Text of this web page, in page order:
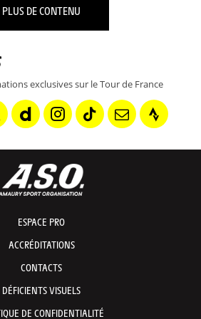
PLUS DE CONTENU
exclusives sur le Tour de France
ESPACE PRO
ACCRÉDITATIONS
CONTACTS
DÉFICIENTS VISUELS
DE CONFIDENTIALITÉ